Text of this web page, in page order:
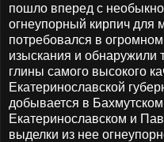
пошло вперед с
огнеупорный кирпич для
потребовался в
изыскания и обнаружили
глины самого высокого
Екатеринославской
добывается в
Екатеринославском и
выделки из нее